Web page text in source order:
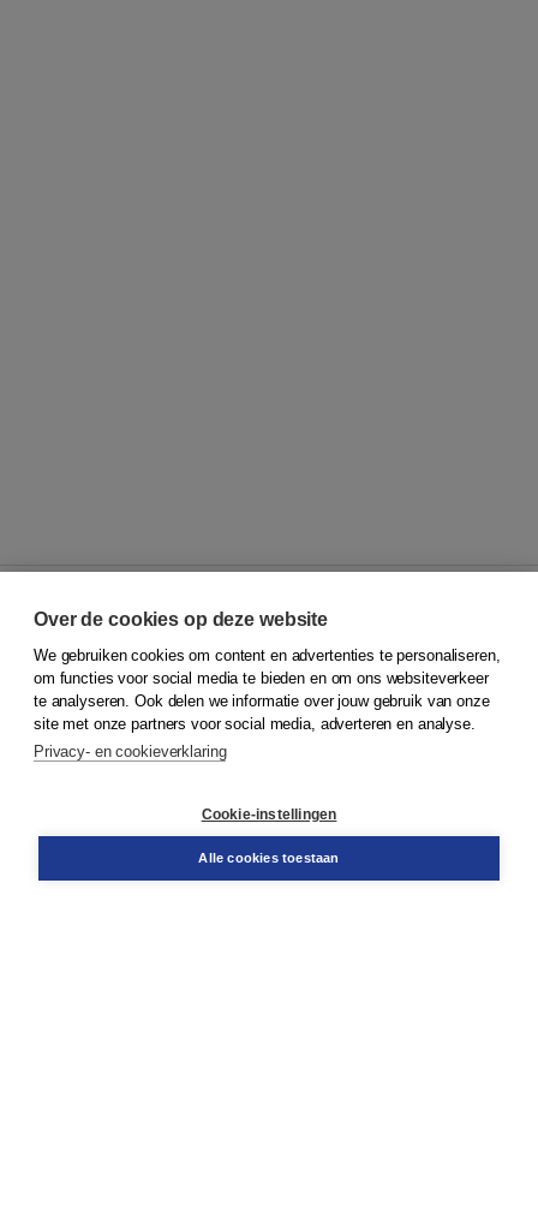
© 2026Koninklijke Boom uitgevers
Klantenservice
Service & informatie
Contact
Over de cookies op deze website
We gebruiken cookies om content en advertenties te personaliseren,
om functies voor social media te bieden en om ons websiteverkeer
te analyseren. Ook delen we informatie over jouw gebruik van onze
site met onze partners voor social media, adverteren en analyse.
Privacy- en cookieverklaring
Cookie-instellingen
Alle cookies toestaan